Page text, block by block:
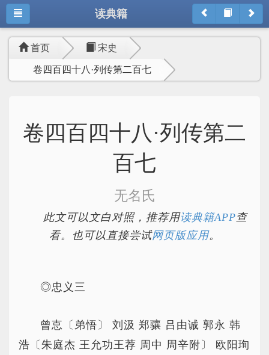
读典籍
首页 宋史
卷四百四十八·列传第二百七
卷四百四十八·列传第二
百七
无名氏
此文可以文白对照，推荐用读典籍APP查
看。也可以直接尝试网页版应用。
◎忠义三
曾怘〔弟悟〕 刘汲 郑骧 吕由诚 郭永 韩
浩〔朱庭杰 王允功王荐 周中 周辛附〕 欧阳珣